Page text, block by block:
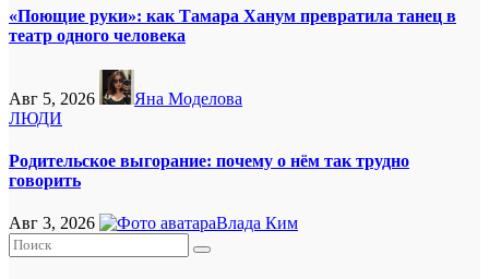
«Поющие руки»: как Тамара Ханум превратила танец в
театр одного человека
Авг 5, 2026
Яна Моделова
ЛЮДИ
Родительское выгорание: почему о нём так трудно
говорить
Авг 3, 2026 Влада Ким